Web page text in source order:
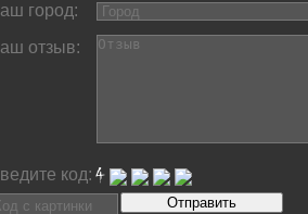
город:
отзыв:
код: